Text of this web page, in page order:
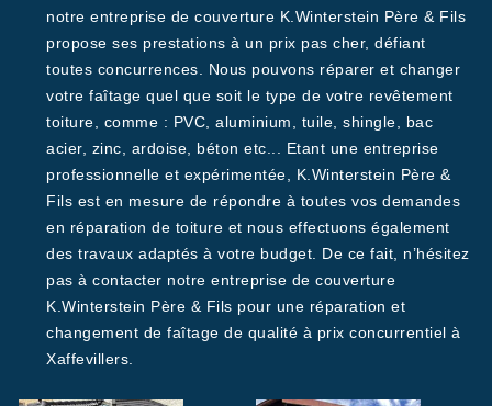
notre entreprise de couverture K.Winterstein Père & Fils
propose ses prestations à un prix pas cher, défiant
toutes concurrences. Nous pouvons réparer et changer
votre faîtage quel que soit le type de votre revêtement
toiture, comme : PVC, aluminium, tuile, shingle, bac
acier, zinc, ardoise, béton etc... Etant une entreprise
professionnelle et expérimentée, K.Winterstein Père &
Fils est en mesure de répondre à toutes vos demandes
en réparation de toiture et nous effectuons également
des travaux adaptés à votre budget. De ce fait, n’hésitez
pas à contacter notre entreprise de couverture
K.Winterstein Père & Fils pour une réparation et
changement de faîtage de qualité à prix concurrentiel à
Xaffevillers.